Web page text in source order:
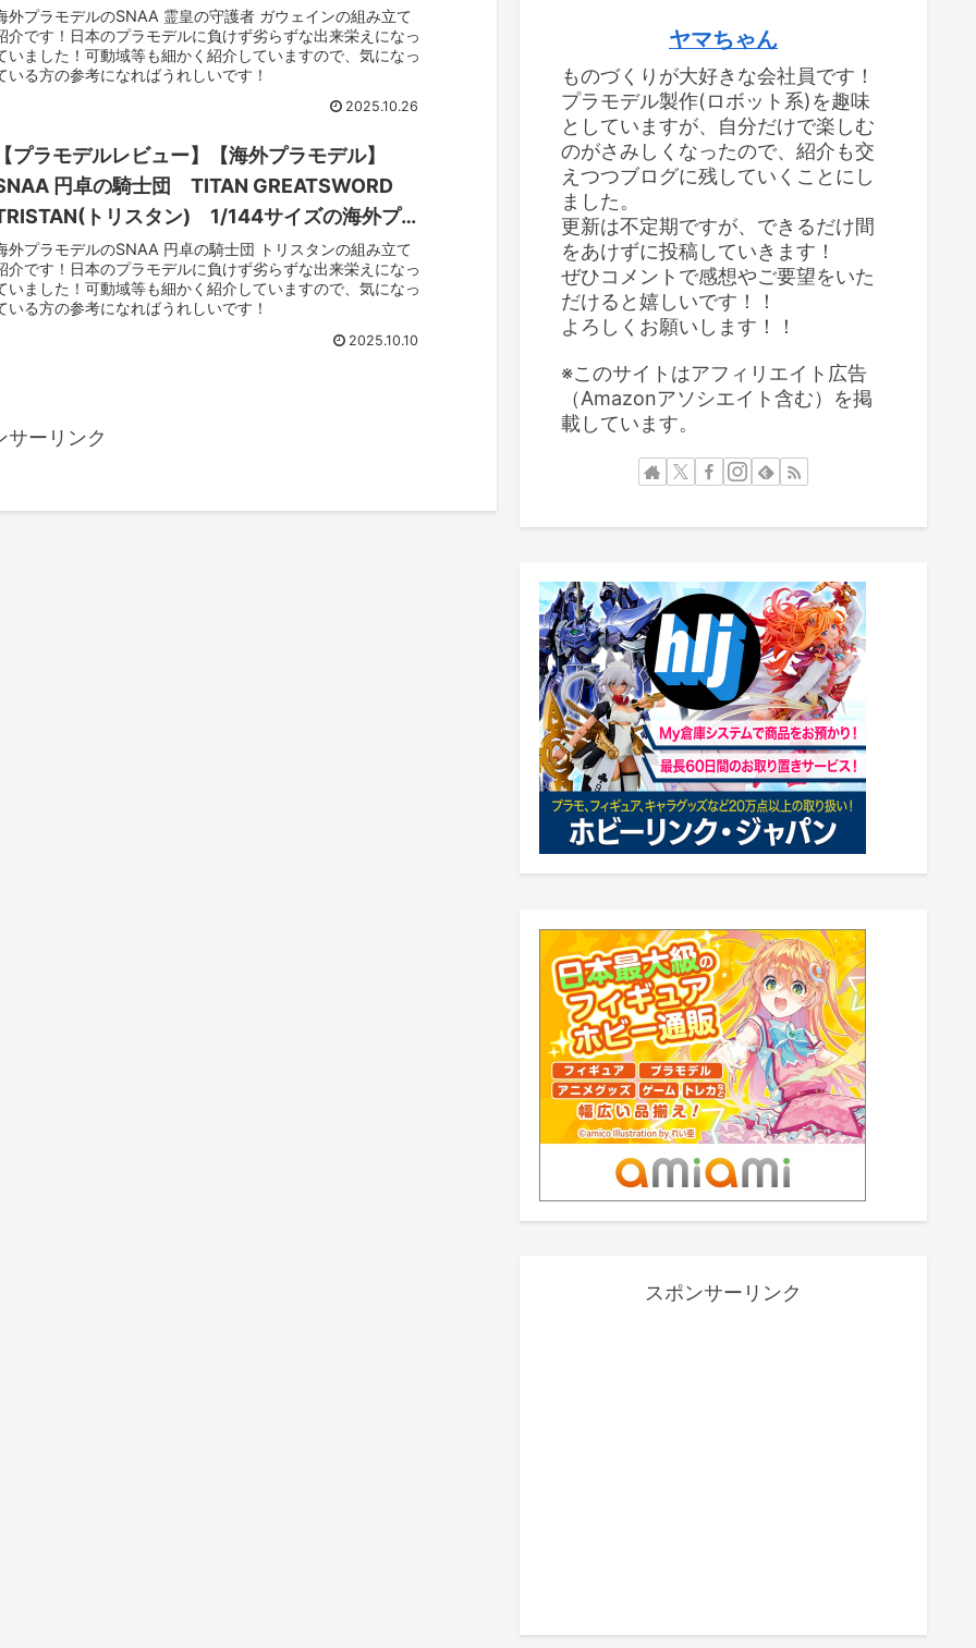
デル！小さくても作りごたえあり！
外プラモデルのSNAA 霊皇の守護者 ガウェインの組み立て
介です！日本のプラモデルに負けず劣らずな出来栄えになっ
いました！可動域等も細かく紹介していますので、気になっ
いる方の参考になればうれしいです！
2025.10.26
プラモデルレビュー】【海外プラモデル】
円卓の騎士団 TITAN GREATSWORD
トリスタン) 1/144サイズの海外プラ
デル！小さいサイズなのにフレームもしっか
あってコスパ最強！！
外プラモデルのSNAA 円卓の騎士団 トリスタンの組み立て
介です！日本のプラモデルに負けず劣らずな出来栄えになっ
いました！可動域等も細かく紹介していますので、気になっ
いる方の参考になればうれしいです！
2025.10.10
サーリンク
ヤマちゃん
ものづくりが大好きな会社員です！
プラモデル製作(ロボット系)を趣味
としていますが、自分だけで楽しむ
のがさみしくなったので、紹介も交
えつつブログに残していくことにし
ました。
更新は不定期ですが、できるだけ間
をあけずに投稿していきます！
ぜひコメントで感想やご要望をいた
だけると嬉しいです！！
よろしくお願いします！！
※このサイトはアフィリエイト広告
（Amazonアソシエイト含む）を掲
載しています。
スポンサーリンク